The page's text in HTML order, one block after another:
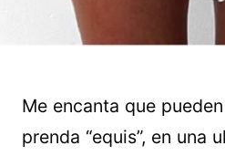
Me encanta que
prenda “equis”, en una